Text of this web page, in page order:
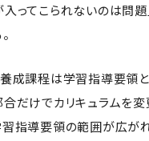
入ってこられないのは問題
養成課程は学習指導要領
合だけでカリキュラムを
習指導要領の範囲が広が